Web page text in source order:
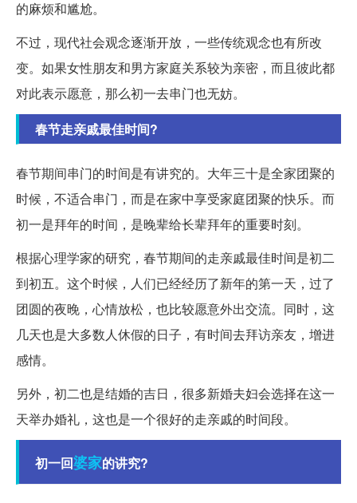
的麻烦和尴尬。
不过，现代社会观念逐渐开放，一些传统观念也有所改
变。如果女性朋友和男方家庭关系较为亲密，而且彼此都
对此表示愿意，那么初一去串门也无妨。
春节走亲戚最佳时间?
春节期间串门的时间是有讲究的。大年三十是全家团聚的
时候，不适合串门，而是在家中享受家庭团聚的快乐。而
初一是拜年的时间，是晚辈给长辈拜年的重要时刻。
根据心理学家的研究，春节期间的走亲戚最佳时间是初二
到初五。这个时候，人们已经经历了新年的第一天，过了
团圆的夜晚，心情放松，也比较愿意外出交流。同时，这
几天也是大多数人休假的日子，有时间去拜访亲友，增进
感情。
另外，初二也是结婚的吉日，很多新婚夫妇会选择在这一
天举办婚礼，这也是一个很好的走亲戚的时间段。
初一回婆家的讲究?